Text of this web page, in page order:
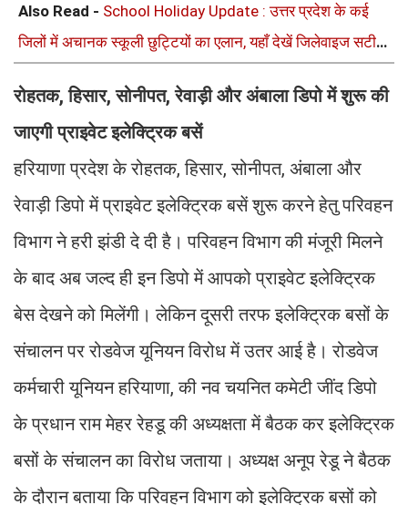
Also Read - School Holiday Update : उत्तर प्रदेश के कई
जिलों में अचानक स्कूली छुट्टियों का एलान, यहाँ देखें जिलेवाइज सटीक
रोहतक, हिसार, सोनीपत, रेवाड़ी और अंबाला डिपो में शुरू की
जाएगी प्राइवेट इलेक्ट्रिक बसें
हरियाणा प्रदेश के रोहतक, हिसार, सोनीपत, अंबाला और
रेवाड़ी डिपो में प्राइवेट इलेक्ट्रिक बसें शुरू करने हेतु परिवहन
विभाग ने हरी झंडी दे दी है। परिवहन विभाग की मंजूरी मिलने
के बाद अब जल्द ही इन डिपो में आपको प्राइवेट इलेक्ट्रिक
बेस देखने को मिलेंगी। लेकिन दूसरी तरफ इलेक्ट्रिक बसों के
संचालन पर रोडवेज यूनियन विरोध में उतर आई है। रोडवेज
कर्मचारी यूनियन हरियाणा, की नव चयनित कमेटी जींद डिपो
के प्रधान राम मेहर रेहडू की अध्यक्षता में बैठक कर इलेक्ट्रिक
बसों के संचालन का विरोध जताया। अध्यक्ष अनूप रेडू ने बैठक
के दौरान बताया कि परिवहन विभाग को इलेक्ट्रिक बसों को